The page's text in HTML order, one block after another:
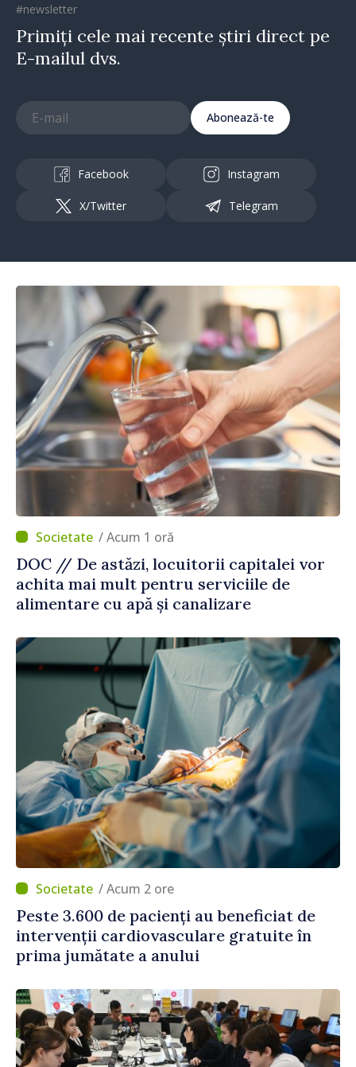
#newsletter
Primiți cele mai recente știri direct pe
E-mailul dvs.
Abonează-te
Facebook Instagram
X/Twitter Telegram
/ Acum 1 oră
DOC // De astăzi, locuitorii capitalei vor
achita mai mult pentru serviciile de
alimentare cu apă și canalizare
/ Acum 2 ore
Peste 3.600 de pacienți au beneficiat de
intervenții cardiovasculare gratuite în
prima jumătate a anului